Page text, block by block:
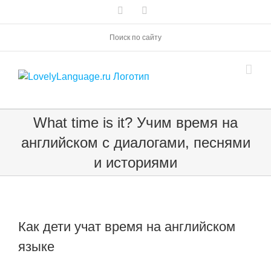
Поиск по сайту
What time is it? Учим время на
английском с диалогами, песнями
и историями
Как дети учат время на английском
языке